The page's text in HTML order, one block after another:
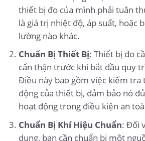
thiết bị đo của mình phải tuân
là giá trị nhiệt độ, áp suất, hoặc
lường nào khác.
Chuẩn Bị Thiết Bị: Thiết bị đo
cẩn thận trước khi bắt đầu quy
Điều này bao gồm việc kiểm tra
động của thiết bị, đảm bảo nó
hoạt động trong điều kiện an
Chuẩn Bị Khí Hiệu Chuẩn: Đối
dụng, bạn cần chuẩn bị một